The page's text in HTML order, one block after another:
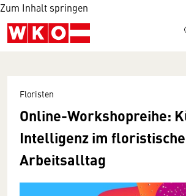
Zum Inhalt springen
Floristen
Online-Workshopreihe:
Intelligenz im
Arbeitsalltag